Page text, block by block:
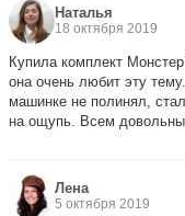
Наталья
18 октября 2019
Купила комплект
она очень любит эту
машинке не полинял,
на ощупь. Всем
Лена
5 октября 2019